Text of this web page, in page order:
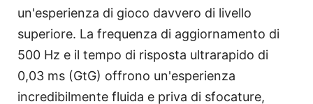
un'esperienza di gioco davvero di livello
superiore. La frequenza di aggiornamento di
500 Hz e il tempo di risposta ultrarapido di
0,03 ms (GtG) offrono un'esperienza
incredibilmente fluida e priva di sfocature,